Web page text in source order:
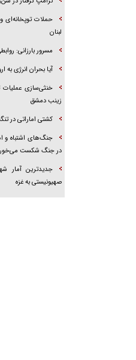
حملات توپخانه‌ای
لبنان
مسرور بارزانی:
آیا بحران انرژی به
خنثی‌سازی
زینب دمشق
کشتی اماراتی در
جنگ‌های اشتباه و
در جنگ شکست
جدیدترین آمار
صهیونیستی به غزه